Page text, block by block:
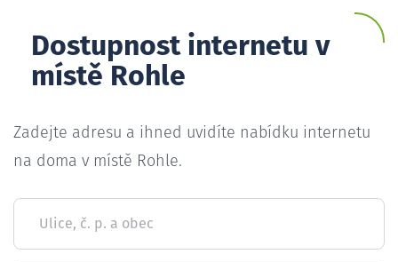
Dostupnost internetu v
místě Rohle
Zadejte adresu a ihned uvidíte nabídku internetu
na doma v místě Rohle.
Ulice, č. p. a obec